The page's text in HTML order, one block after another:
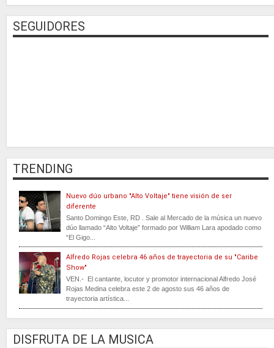
SEGUIDORES
TRENDING
Nuevo dúo urbano "Alto Voltaje" tiene visión de ser
diferente
Santo Domingo Este, RD . Sale al Mercado de la música un nuevo
dúo llamado “Alto Voltaje” formado por William Lara apodado como
“El Gigo...
Alfredo Rojas celebra 46 años de trayectoria de su "Caribe
Show"
VEN.- El cantante, locutor y promotor internacional Alfredo José
Rojas Medina celebra este 2 de agosto sus 46 años de
trayectoria artística...
DISFRUTA DE LA MUSICA